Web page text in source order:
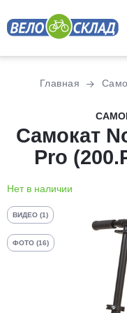
Главная
Самокат
Pro
Нет в наличии
ВИДЕО (1)
ФОТО (16)
Разбейте
оплатуна
без
График